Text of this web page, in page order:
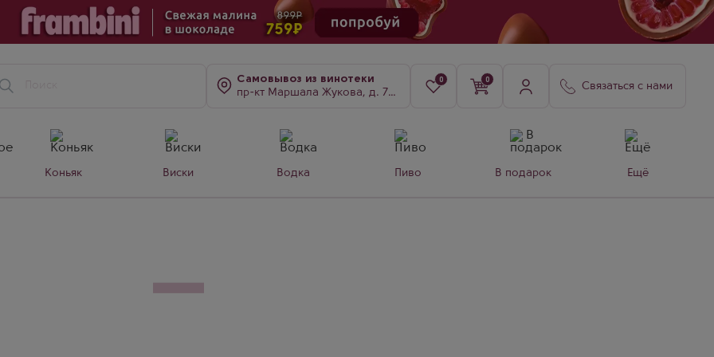
Самовывоз из винотеки
пр-кт Маршала Жукова, д. 78, к. 3
0 0
Связаться с нами
Коньяк Виски Водка Пиво В подарок Ещё